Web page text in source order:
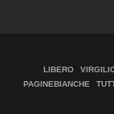
LIBERO
PAGINEBIANCHE